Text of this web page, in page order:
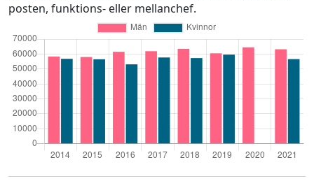
posten, funktions- eller mellanchef.